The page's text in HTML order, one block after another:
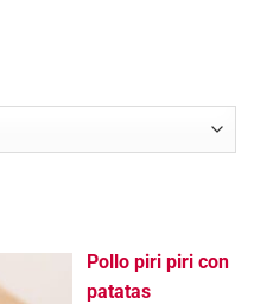
Pollo piri piri con
patatas